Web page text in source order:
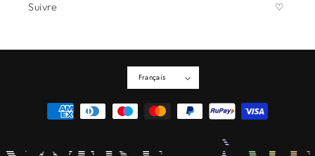
Suivre
Français
Moyens
de